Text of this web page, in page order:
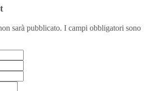
sarà pubblicato. I campi obbligatori sono